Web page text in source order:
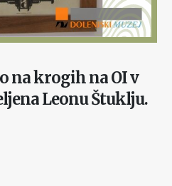
na krogih na OI v
Leonu Štuklju.